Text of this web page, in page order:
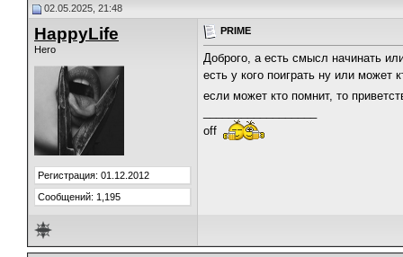
02.05.2025, 21:48
HappyLife
Hero
Регистрация: 01.12.2012
Сообщений: 1,195
PRIME
Доброго, а есть смысл начинать
есть у кого поиграть ну или может
если может кто помнит, то
off